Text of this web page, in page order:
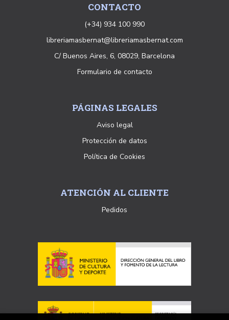
CONTACTO
(+34) 934 100 990
libreriamasbernat@libreriamasbernat.com
C/ Buenos Aires, 6, 08029, Barcelona
Formulario de contacto
PÁGINAS LEGALES
Aviso legal
Protección de datos
Política de Cookies
ATENCIÓN AL CLIENTE
Pedidos